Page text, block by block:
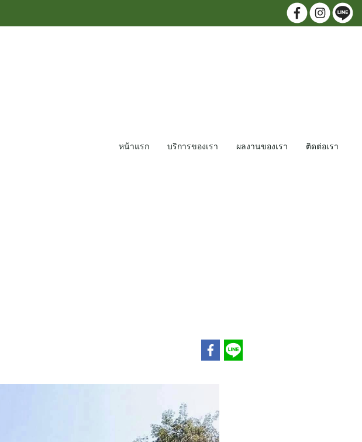
หน้าแรก บริการของเรา ผลงานของเรา ติดต่อเรา